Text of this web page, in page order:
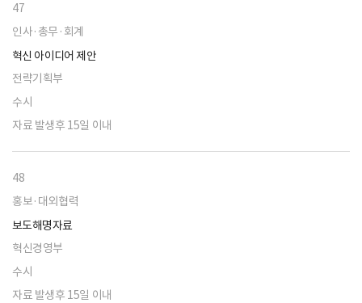
47
인사·총무·회계
혁신 아이디어 제안
전략기획부
수시
자료 발생후 15일 이내
48
홍보·대외협력
보도해명자료
혁신경영부
수시
자료 발생후 15일 이내